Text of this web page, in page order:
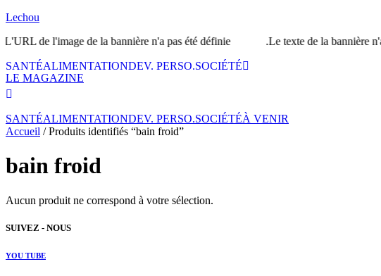
Lechou
de l'image de la bannière n'a pas été définie.
Le texte de la bannière
SANTÉALIMENTATIONDEV. PERSO.SOCIÉTÉ
LE MAGAZINE
SANTÉALIMENTATIONDEV. PERSO.SOCIÉTÉÀ VENIR
Accueil / Produits identifiés “bain froid”
bain froid
Aucun produit ne correspond à votre sélection.
SUIVEZ - NOUS
YOU TUBE